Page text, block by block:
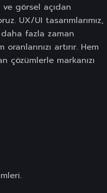
görsel açıdan
UX/UI tasarımlarımız,
fazla zaman
artırır. Hem
çözümlerle markanızı